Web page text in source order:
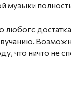
музыки
что ничто не